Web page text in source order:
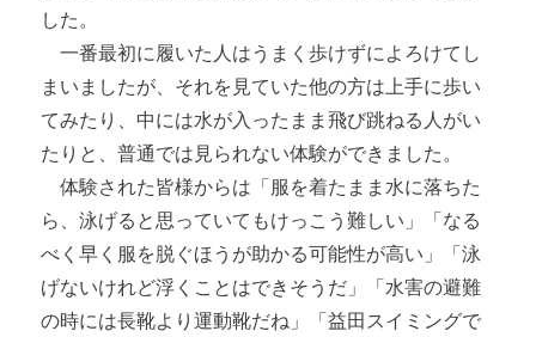
した。
一番最初に履いた人はうまく歩けずによろけてし
まいましたが、それを見ていた他の方は上手に歩い
てみたり、中には水が入ったまま飛び跳ねる人がい
たりと、普通では見られない体験ができました。
体験された皆様からは「服を着たまま水に落ちた
ら、泳げると思っていてもけっこう難しい」「なる
べく早く服を脱ぐほうが助かる可能性が高い」「泳
げないけれど浮くことはできそうだ」「水害の避難
の時には長靴より運動靴だね」「益田スイミングで